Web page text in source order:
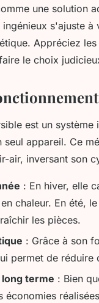
une solution
s'ajuste
Appréciez
le choix
est un
seul appareil. Ce
air, inversant son
: En hiver, elle
chaleur. En été,
les pièces.
: Grâce à son
permet de
terme : Bien
économies